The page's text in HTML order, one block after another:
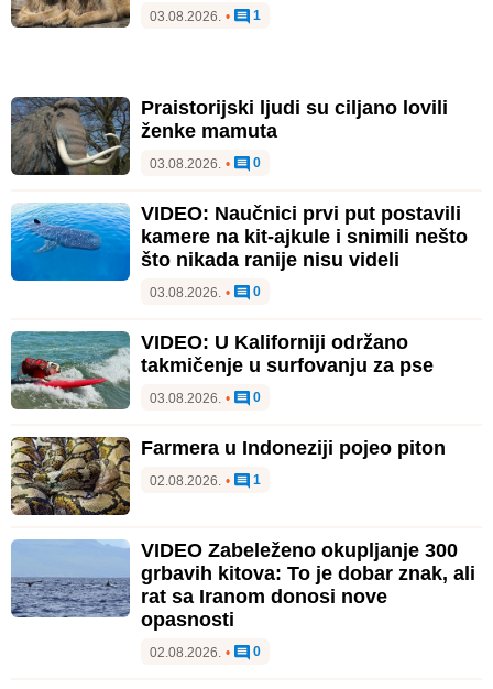
03.08.2026. • 1
Praistorijski ljudi su ciljano lovili
ženke mamuta
03.08.2026. • 0
VIDEO: Naučnici prvi put postavili
kamere na kit-ajkule i snimili nešto
što nikada ranije nisu videli
03.08.2026. • 0
VIDEO: U Kaliforniji održano
takmičenje u surfovanju za pse
03.08.2026. • 0
Farmera u Indoneziji pojeo piton
02.08.2026. • 1
VIDEO Zabeleženo okupljanje 300
grbavih kitova: To je dobar znak, ali
rat sa Iranom donosi nove
opasnosti
02.08.2026. • 0